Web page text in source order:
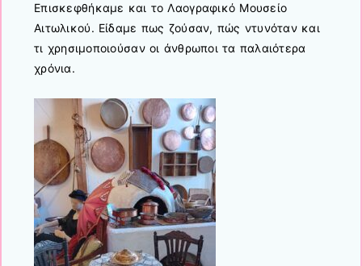
Επισκεφθήκαμε και το Λαογραφικό Μουσείο
Αιτωλικού. Είδαμε πως ζούσαν, πώς ντυνόταν και
τι χρησιμοποιούσαν οι άνθρωποι τα παλαιότερα
χρόνια.